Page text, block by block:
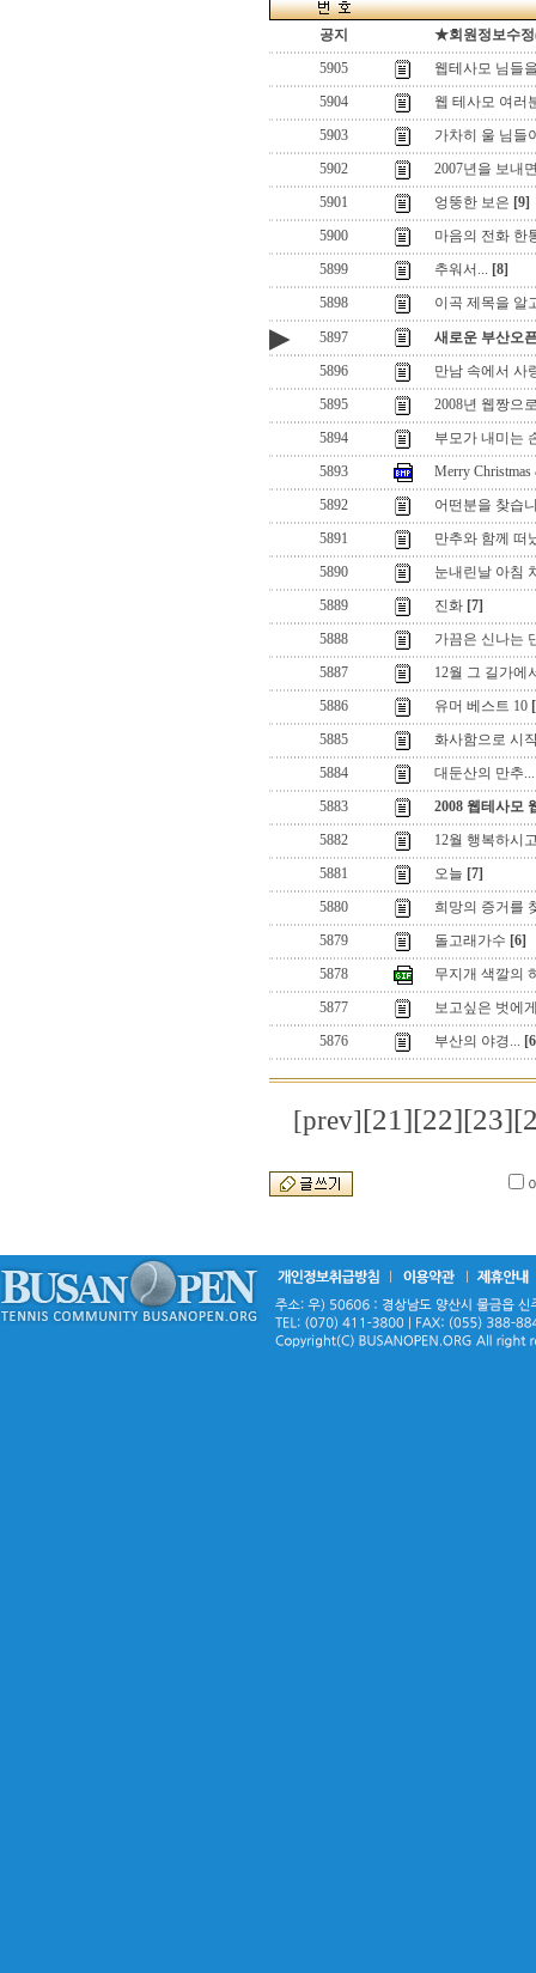
공지
★회원정보수
5905
웹테사모 님들
5904
웹 테사모 여러
5903
가차히 울 님들
5902
2007년을 보내
5901
엉뚱한 보은 [9]
5900
마음의 전화 한
5899
추워서... [8]
5898
이곡 제목을 알
▶ 5897
새로운 부산오
5896
만남 속에서 사
5895
2008년 웹짱으
5894
부모가 내미는
5893
Merry
5892
어떤분을 찾습
5891
만추와 함께 떠
5890
눈내린날 아침
5889
진화 [7]
5888
가끔은 신나는
5887
12월 그 길가에
5886
유머 베스트 10
5885
화사함으로 시
5884
대둔산의 만추...
5883
2008 웹테사모
5882
12월 행복하시
5881
오늘 [7]
5880
희망의 증거를
5879
돌고래가수 [6]
5878
무지개 색깔의
5877
보고싶은 벗에
5876
부산의 야경...
[prev][21][22][23]